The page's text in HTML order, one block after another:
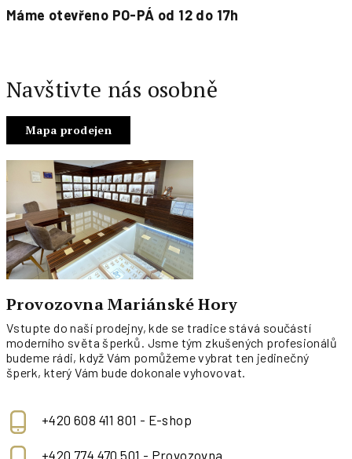
Máme otevřeno PO-PÁ od 12 do 17h
Navštivte nás osobně
Mapa prodejen
Provozovna Mariánské Hory
Vstupte do naší prodejny, kde se tradice stává součástí
moderního světa šperků. Jsme tým zkušených profesionálů
budeme rádi, když Vám pomůžeme vybrat ten jedinečný
šperk, který Vám bude dokonale vyhovovat.
+420 608 411 801 - E-shop
+420 774 470 501 - Provozovna